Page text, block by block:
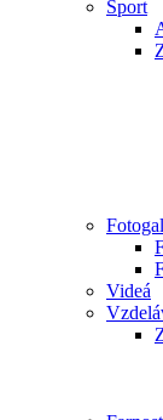
Šport
Videá